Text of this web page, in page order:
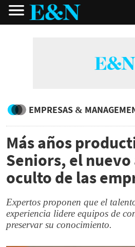
EMPRESAS &
Más años
Seniors, el
oculto de las
Expertos proponen que el
experiencia lidere equipos de
preservar su conocimiento.